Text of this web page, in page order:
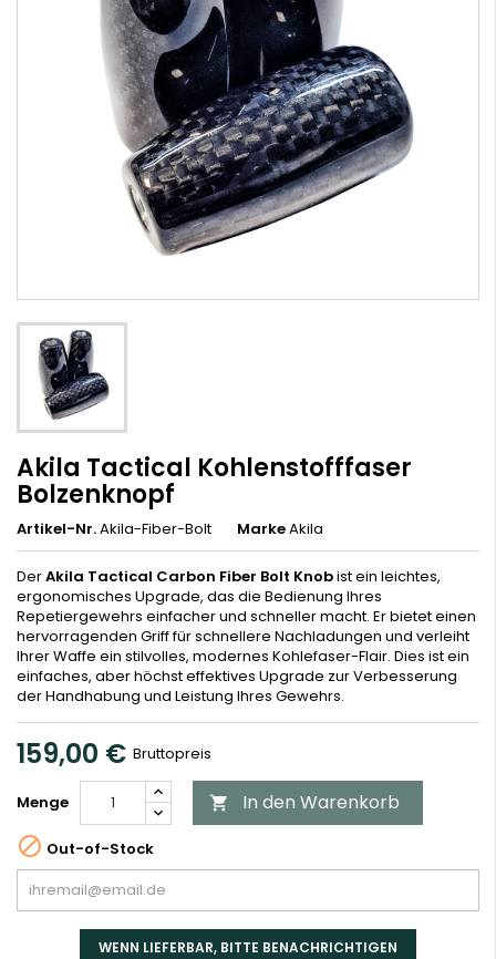
Akila Tactical Kohlenstofffaser
Bolzenknopf
Artikel-Nr.Akila-Fiber-Bolt MarkeAkila
DerAkila Tactical Carbon Fiber Bolt Knobist ein leichtes,
ergonomisches Upgrade, das die Bedienung Ihres
Repetiergewehrs einfacher und schneller macht. Er bietet einen
hervorragenden Griff für schnellere Nachladungen und verleiht
Ihrer Waffe ein stilvolles, modernes Kohlefaser-Flair. Dies ist ein
einfaches, aber höchst effektives Upgrade zur Verbesserung
der Handhabung und Leistung Ihres Gewehrs.
159,00 € Bruttopreis
Menge  In den Warenkorb
 Out-of-Stock
WENN LIEFERBAR, BITTE BENACHRICHTIGEN